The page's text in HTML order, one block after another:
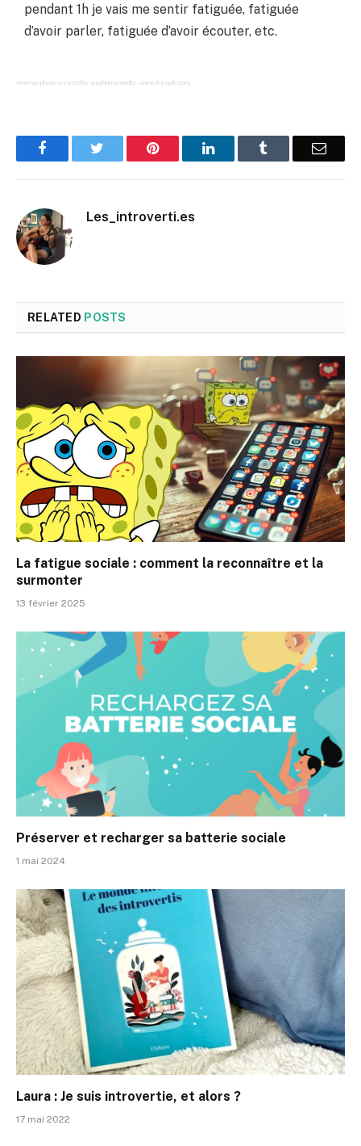
pendant 1h je vais me sentir fatiguée, fatiguée
d’avoir parler, fatiguée d’avoir écouter, etc.
Woman photo created by wayhomestudio - www.freepik.com
Facebook Pinterest LinkedIn Email
Les_introverti.es
RELATED POSTS
La fatigue sociale : comment la reconnaître et la
surmonter
13 février 2025
Préserver et recharger sa batterie sociale
1 mai 2024
Laura : Je suis introvertie, et alors ?
17 mai 2022